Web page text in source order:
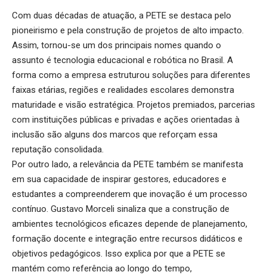
Com duas décadas de atuação, a PETE se destaca pelo
pioneirismo e pela construção de projetos de alto impacto.
Assim, tornou-se um dos principais nomes quando o
assunto é tecnologia educacional e robótica no Brasil. A
forma como a empresa estruturou soluções para diferentes
faixas etárias, regiões e realidades escolares demonstra
maturidade e visão estratégica. Projetos premiados, parcerias
com instituições públicas e privadas e ações orientadas à
inclusão são alguns dos marcos que reforçam essa
reputação consolidada.
Por outro lado, a relevância da PETE também se manifesta
em sua capacidade de inspirar gestores, educadores e
estudantes a compreenderem que inovação é um processo
contínuo. Gustavo Morceli sinaliza que a construção de
ambientes tecnológicos eficazes depende de planejamento,
formação docente e integração entre recursos didáticos e
objetivos pedagógicos. Isso explica por que a PETE se
mantém como referência ao longo do tempo,